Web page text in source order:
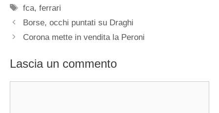
Tag
fca,ferrari
Borse, occhi puntati su Draghi
Corona mette in vendita la Peroni
Lascia un commento